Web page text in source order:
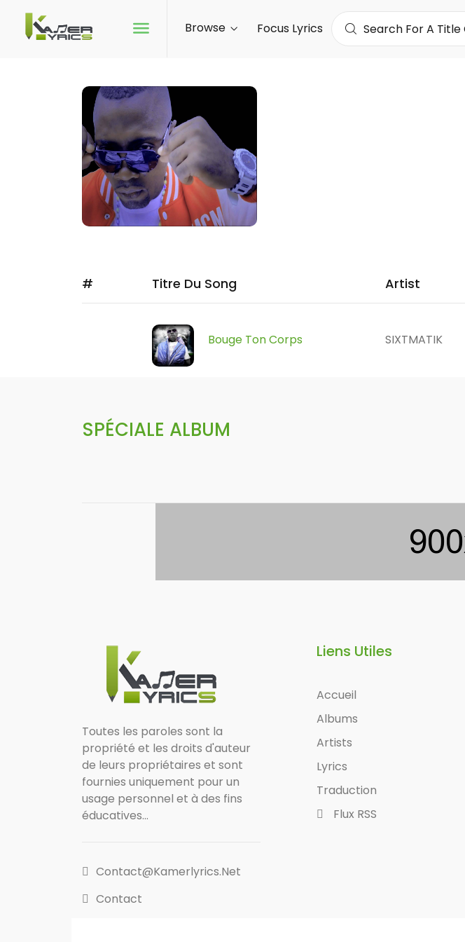
Browse Focus Lyrics
# Titre Du Song Artist
Bouge Ton Corps SIXTMATIK
SPÉCIALE ALBUM
Toutes les paroles sont la
propriété et les droits d'auteur
de leurs propriétaires et sont
fournies uniquement pour un
usage personnel et à des fins
éducatives...
Contact@kamerlyrics.net
Contact
Liens Utiles
Accueil
Albums
Artists
Lyrics
Traduction
Flux RSS